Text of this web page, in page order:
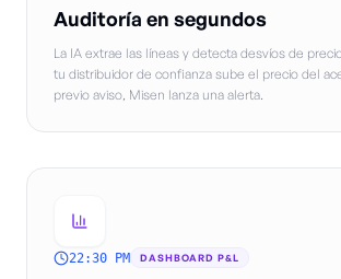
Auditoría en segundos
La IA extrae las líneas y detecta desvíos de
tu distribuidor de confianza sube el precio del
previo aviso, Misen lanza una alerta.
22:30 PM DASHBOARD P&L